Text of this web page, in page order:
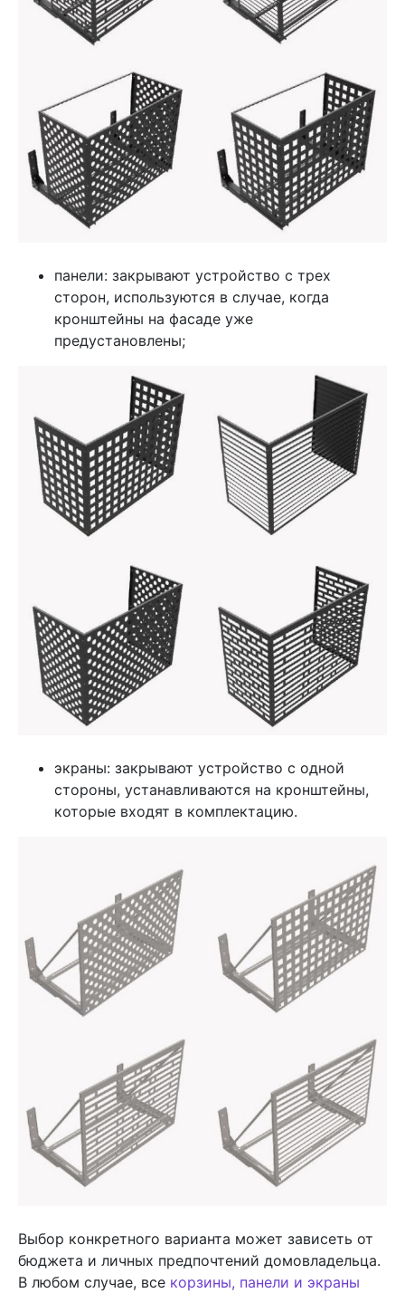
панели: закрывают устройство с трех
сторон, используются в случае, когда
кронштейны на фасаде уже
предустановлены;
экраны: закрывают устройство с одной
стороны, устанавливаются на кронштейны,
которые входят в комплектацию.
Выбор конкретного варианта может зависеть от
бюджета и личных предпочтений домовладельца.
В любом случае, все корзины, панели и экраны